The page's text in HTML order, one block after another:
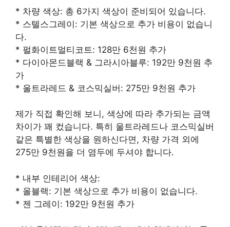
* 차량 색상: 총 6가지 색상이 준비되어 있습니다.
* 스텔스그레이: 기본 색상으로 추가 비용이 없습니
다.
* 펄화이트멀티코트: 128만 6천원 추가
* 다이아몬드블랙 & 그라시아블루: 192만 9천원 추
가
* 울트라레드 & 코스믹실버: 275만 9천원 추가
제가 직접 확인해 보니, 색상에 따라 추가되는 금액
차이가 꽤 컸습니다. 특히 울트라레드나 코스믹실버
같은 특별한 색상을 원하신다면, 차량 가격 외에
275만 9천원을 더 염두에 두셔야 합니다.
* 내부 인테리어 색상:
* 올블랙: 기본 색상으로 추가 비용이 없습니다.
* 젠 그레이: 192만 9천원 추가